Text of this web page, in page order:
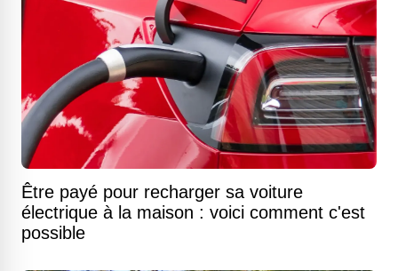
Être payé pour recharger sa voiture
électrique à la maison : voici comment c'est
possible